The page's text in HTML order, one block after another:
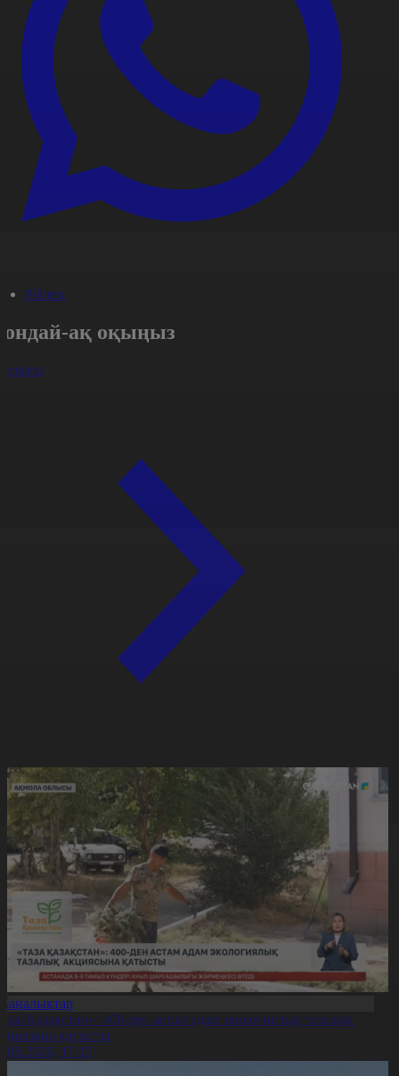
#Әлем
ақ оқыңыз
Қазақстан»: 400-ден астам адам экологиялық тазалық
қатысты
17:15